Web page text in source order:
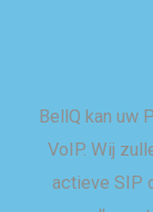
BellQ kan uw
VoIP. Wij
actieve SIP